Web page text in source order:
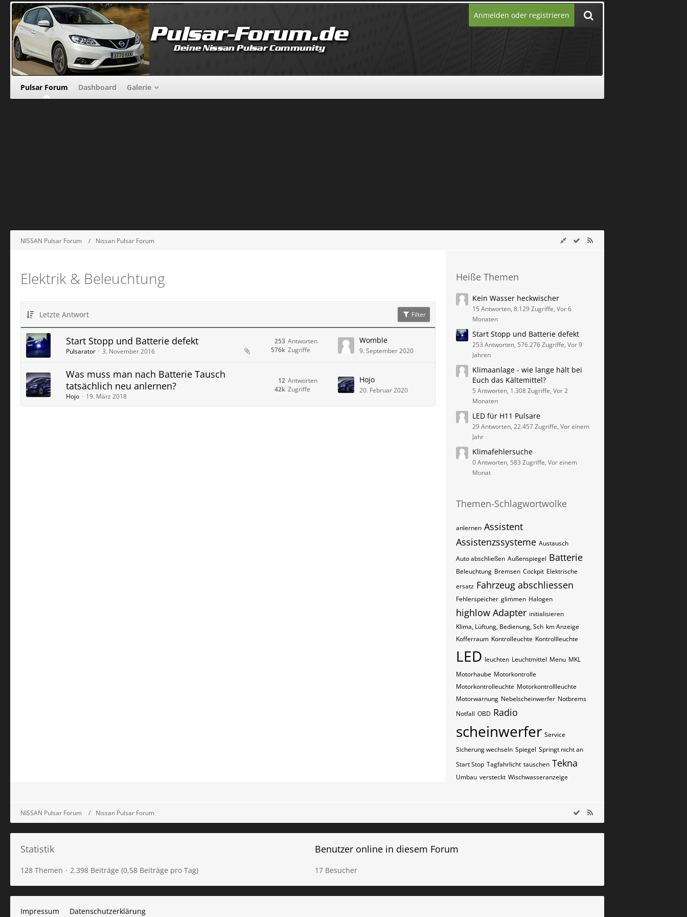
Anmelden oder registrieren
Pulsar Forum Dashboard Galerie
NISSAN Pulsar Forum Nissan Pulsar Forum
Elektrik & Beleuchtung
Letzte Antwort Filter
Start Stopp und Batterie defekt
Pulsarator 3. November 2016
Antworten
253
Zugriffe
576k
Womble
9. September 2020
Was muss man nach Batterie Tausch
tatsächlich neu anlernen?
Hojo 19. März 2018
Antworten
12
Zugriffe
42k
Hojo
20. Februar 2020
Heiße Themen
Kein Wasser heckwischer
15 Antworten, 8.129 Zugriffe, Vor 6
Monaten
Start Stopp und Batterie defekt
253 Antworten, 576.276 Zugriffe, Vor 9
Jahren
Klimaanlage - wie lange hält bei
Euch das Kältemittel?
5 Antworten, 1.308 Zugriffe, Vor 2
Monaten
LED für H11 Pulsare
29 Antworten, 22.457 Zugriffe, Vor einem
Jahr
Klimafehlersuche
0 Antworten, 583 Zugriffe, Vor einem
Monat
Themen-Schlagwortwolke
anlernen Assistent
Assistenzssysteme Austausch
Auto abschließen Außenspiegel Batterie
Beleuchtung Bremsen Cockpit Elektrische
ersatz Fahrzeug abschliessen
Fehlerspeicher glimmen Halogen
highlow Adapter initialisieren
Klima, Lüftung, Bedienung, Sch km Anzeige
Kofferraum Kontrolleuchte Kontrollleuchte
LED leuchten Leuchtmittel Menu MKL
Motorhaube Motorkontrolle
Motorkontrolleuchte Motorkontrollleuchte
Motorwarnung Nebelscheinwerfer Notbrems
Notfall OBD Radio
scheinwerfer Service
Sicherung wechseln Spiegel Springt nicht an
Start Stop Tagfahrlicht tauschen Tekna
Umbau versteckt Wischwasseranzeige
NISSAN Pulsar Forum Nissan Pulsar Forum
Statistik
128 Themen 2.398 Beiträge (0,58 Beiträge pro Tag)
Benutzer online in diesem Forum
17 Besucher
Impressum
Datenschutzerklärung